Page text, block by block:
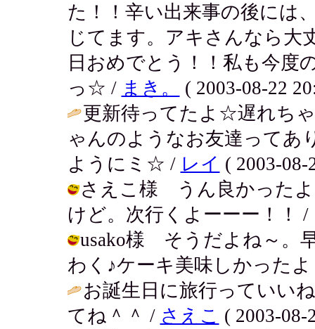
た！！辛い出来事の後には
じてます。アキさんなら大
日おめでとう！！私も今度
っ☆ / まき。
( 2003-08-22
更新待ってたよ☆遅れち
ゃんのようなお友達ってあ
ようにミ☆ / レイ ( 2003-08-
さえこ様 うん良かったよ
けど。次行くよーーー！！ /
usako様 そうだよね～。
わく♪ケーキ美味しかったよ
お誕生日に旅行っていい
てね＾＾ / さえこ ( 2003-08-